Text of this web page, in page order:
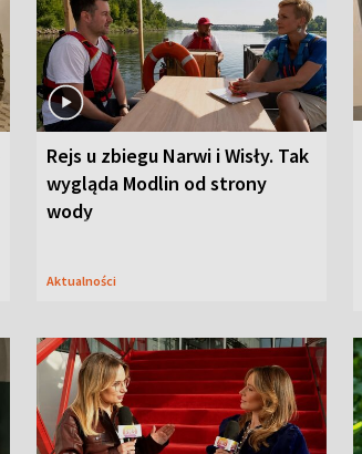
Rejs u zbiegu Narwi i Wisły. Tak
wygląda Modlin od strony
wody
Aktualności